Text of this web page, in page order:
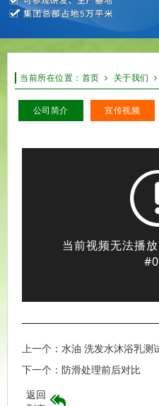
当前所在位置： 首页 关于我们
公司简介 宣传视频
上一个： 水油 洗发水沐浴乳测
下一个： 防滑处理前后对比
返回